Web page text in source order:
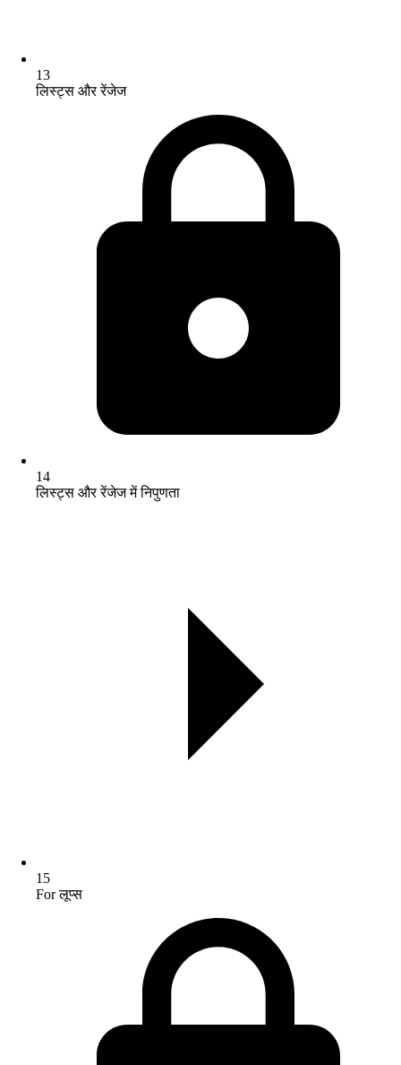
13
लिस्ट्स और रेंजेज
14
लिस्ट्स और रेंजेज में निपुणता
15
For लूप्स